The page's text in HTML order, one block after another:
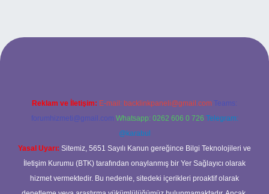
betci casino
Reklam ve İletişim: E-mail: backlinkpaneli@gmail.com Teams:
forumhizmeti@gmail.com Whatsapp: 0262 606 0 726 Telegram:
@karabul
Yasal Uyarı: Sitemiz, 5651 Sayılı Kanun gereğince Bilgi Teknolojileri ve
İletişim Kurumu (BTK) tarafından onaylanmış bir Yer Sağlayıcı olarak
hizmet vermektedir. Bu nedenle, sitedeki içerikleri proaktif olarak